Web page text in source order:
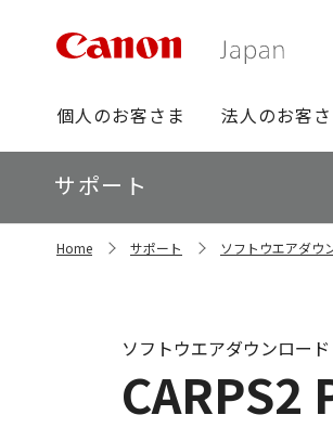
グ
ロ
ー
バ
ビ
個人のお客さま 法人のお客
ロ
ー
カ
ル
サポート
Home サポート ソフトウエアダウ
ソフトウエアダウンロード